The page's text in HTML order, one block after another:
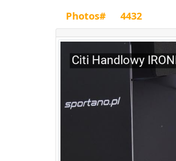
Photos# 4432